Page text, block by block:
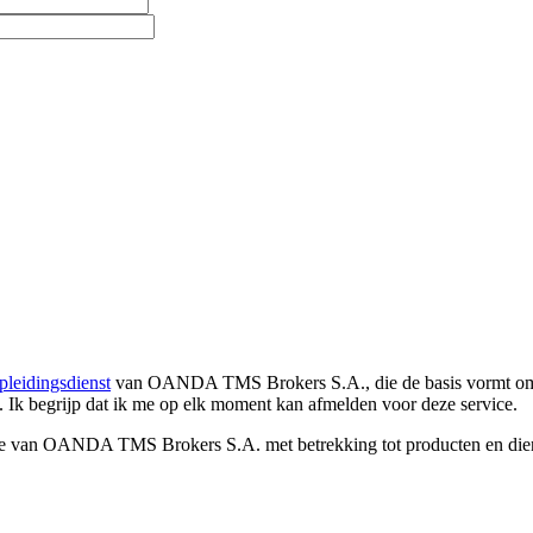
van OANDA TMS Brokers S.A., die de basis vormt
Ik begrijp dat ik me op elk moment kan afmelden voor deze service.
OANDA TMS Brokers S.A. met betrekking tot producten en